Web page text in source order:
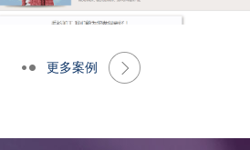
网站优化案例-大朗景飞针织厂
更多案例